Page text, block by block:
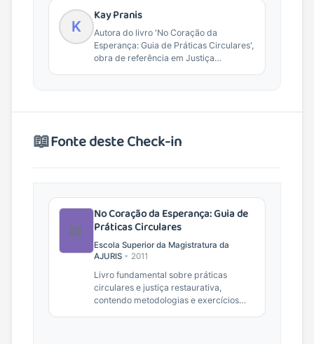
K
Kay Pranis
Autora do livro 'No Coração da
Esperança: Guia de Práticas Circulares',
obra de referência em Justiça
📖Fonte deste Check-in
📖
No Coração da Esperança: Guia de
Práticas Circulares
Escola Superior da Magistratura da
AJURIS • 2011
Livro fundamental sobre práticas
circulares e justiça restaurativa,
contendo metodologias e exercícios